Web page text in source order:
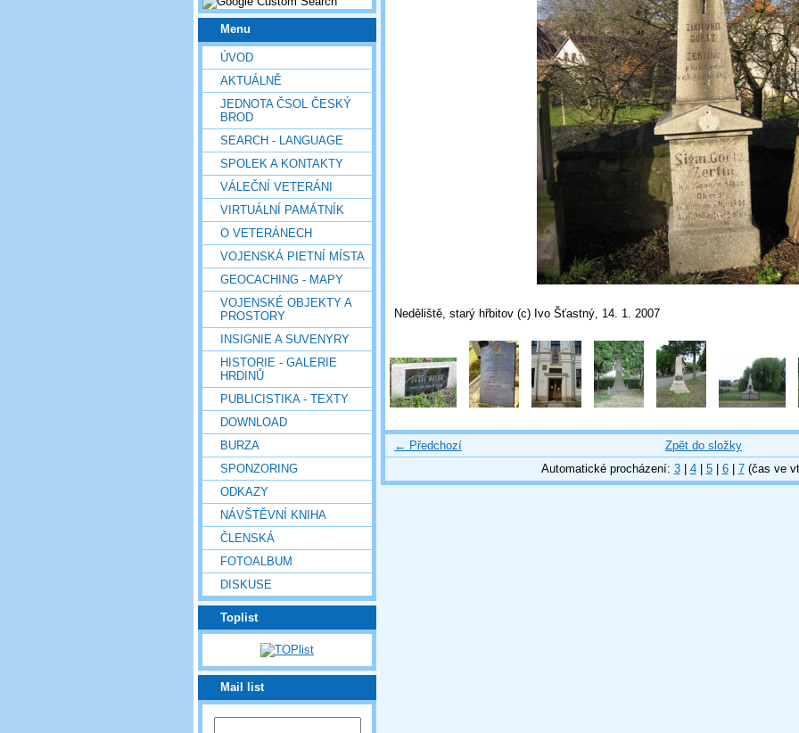
Menu
ÚVOD
AKTUÁLNĚ
JEDNOTA ČSOL ČESKÝ
BROD
SEARCH - LANGUAGE
SPOLEK A KONTAKTY
VÁLEČNÍ VETERÁNI
VIRTUÁLNÍ PAMÁTNÍK
O VETERÁNECH
VOJENSKÁ PIETNÍ MÍSTA
GEOCACHING - MAPY
VOJENSKÉ OBJEKTY A
PROSTORY
INSIGNIE A SUVENYRY
HISTORIE - GALERIE
HRDINŮ
PUBLICISTIKA - TEXTY
DOWNLOAD
BURZA
SPONZORING
ODKAZY
NÁVŠTĚVNÍ KNIHA
ČLENSKÁ
FOTOALBUM
DISKUSE
Toplist
Mail list
Neděliště, starý hřbitov (c) Ivo Šťastný, 14. 1. 2007
← Předchozí
Zpět do složky
Automatické procházení: 3| 4| 5| 6| 7(čas ve